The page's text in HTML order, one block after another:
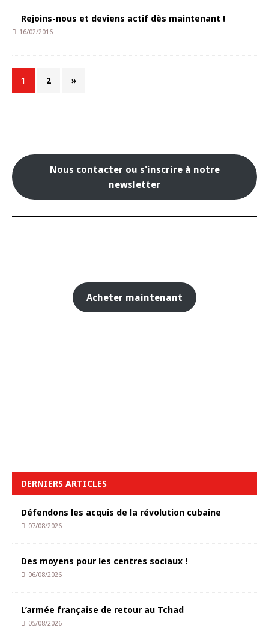
Rejoins-nous et deviens actif dès maintenant !
16/02/2016
1 2 »
Nous contacter ou s'inscrire à notre
newsletter
Acheter maintenant
DERNIERS ARTICLES
Défendons les acquis de la révolution cubaine
07/08/2026
Des moyens pour les centres sociaux !
06/08/2026
L’armée française de retour au Tchad
05/08/2026